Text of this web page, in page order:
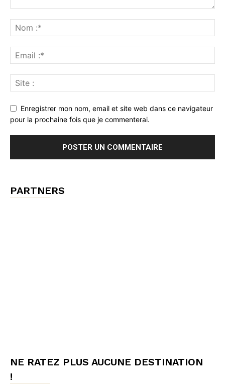
Enregistrer mon nom, email et site web dans ce navigateur
pour la prochaine fois que je commenterai.
PARTNERS
NE RATEZ PLUS AUCUNE DESTINATION
!